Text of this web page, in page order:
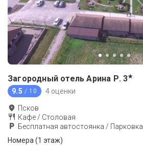
Загородный отель Арина Р. 3★
9.5 / 10 4 оценки
Псков
Кафе / Столовая
Бесплатная автостоянка / Парковка
Номера (1 этаж)